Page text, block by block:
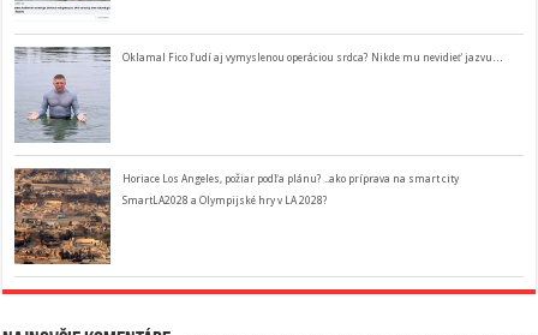
Oklamal Fico ľudí aj vymyslenou operáciou srdca? Nikde mu nevidieť jazvu…
Horiace Los Angeles, požiar podľa plánu? ..ako príprava na smart city
SmartLA2028 a Olympijské hry v LA 2028?